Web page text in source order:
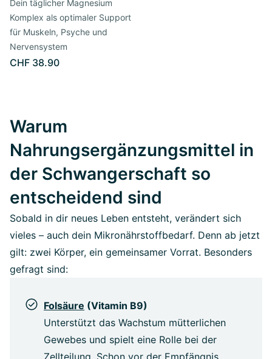
Dein täglicher Magnesium
Komplex als optimaler Support
für Muskeln, Psyche und
Nervensystem
CHF 38.90
Warum
Nahrungsergänzungsmittel in
der Schwangerschaft so
entscheidend sind
Sobald in dir neues Leben entsteht, verändert sich
vieles – auch dein Mikronährstoffbedarf. Denn ab jetzt
gilt: zwei Körper, ein gemeinsamer Vorrat. Besonders
gefragt sind:
Folsäure (Vitamin B9)
Unterstützt das Wachstum mütterlichen
Gewebes und spielt eine Rolle bei der
Zellteilung. Schon vor der Empfängnis